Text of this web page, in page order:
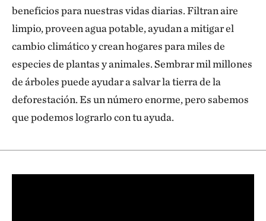
beneficios para nuestras vidas diarias. Filtran aire
limpio, proveen agua potable, ayudan a mitigar el
cambio climático y crean hogares para miles de
especies de plantas y animales. Sembrar mil millones
de árboles puede ayudar a salvar la tierra de la
deforestación. Es un número enorme, pero sabemos
que podemos lograrlo con tu ayuda.